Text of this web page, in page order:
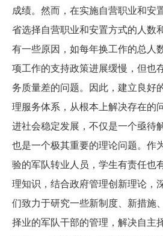
成绩。然而，在实施自营职业和安
省选择自营职业和安置方式的人数
有一些原因，如每年换工作的总人
项工作的支持政策进展缓慢，但也
务质量差的问题。因此，建立良好
理服务体系，从根本上解决存在的
进社会稳定发展，不仅是一个亟待
也是一个极其重要的理论问题。作
验的军队转业人员，学生有责任也
理知识，结合政府管理创新理论，
们致力于研究一些新制度、新措施
择业的军队干部的管理，解决自主